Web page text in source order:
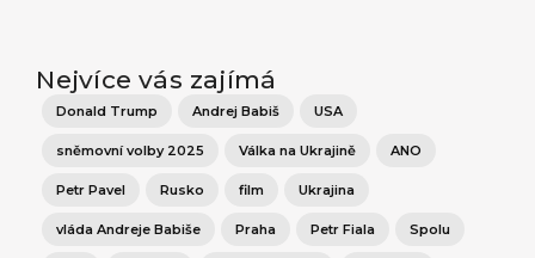
Nejvíce vás zajímá
Donald Trump Andrej Babiš USA
sněmovní volby 2025 Válka na Ukrajině ANO
Petr Pavel Rusko film Ukrajina
vláda Andreje Babiše Praha Petr Fiala Spolu